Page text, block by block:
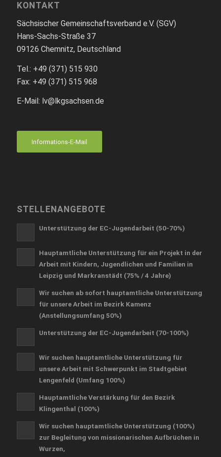
KONTAKT
Sächsischer Gemeinschaftsverband e.V. (SGV)
Hans-Sachs-Straße 37
09126 Chemnitz, Deutschland
Tel.: +49 (371) 515 930
Fax: +49 (371) 515 968
E-Mail: lv@lkgsachsen.de
Informations-E-Mail
STELLENANGEBOTE
Unterstützung der EC-Jugendarbeit (50-70%)
Hauptamtliche Unterstützung für ein Projekt in der
Arbeit mit Kindern, Jugendlichen und Familien in
Leipzig und Markranstädt (75% / 4 Jahre)
Wir suchen ab sofort hauptamtliche Unterstützung
für unsere Arbeit im Bezirk Kamenz
(Anstellungsumfang 50%)
Unterstützung der EC-Jugendarbeit (70-100%)
Wir suchen hauptamtliche Unterstützung für
unsere Arbeit mit Schwerpunkt im Stadtgebiet
Lengenfeld (Umfang 100%)
Hauptamtliche Verstärkung für den Bezirk
Klingenthal (100%)
Wir suchen hauptamtliche Unterstützung (100%)
zur Begleitung von missionarischen Aufbrüchen in
Wurzen,